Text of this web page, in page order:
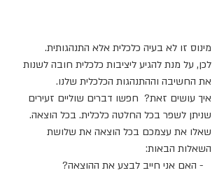
מינוס זו לא בעיה כלכלית אלא התנהגותית.
לכן, על מנת להגיע ליציבות כלכלית חובה לשנות
את החשיבה וההתנהגות הכלכלית שלנו.
איך עושים זאת?  חפשו דברים שוליים זעירים
שניתן לשפר בכל החלטה כלכלית. בכל הוצאה.
שאלו את עצמכם בכל הוצאה את שלושת
השאלות הבאות: